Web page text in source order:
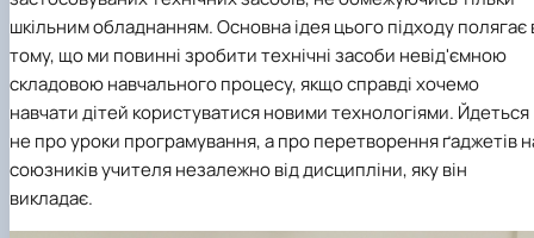
шкільним обладнанням. Основна ідея цього підходу полягає
тому, що ми повинні зробити технічні засоби невід'ємною
складовою навчального процесу, якщо справді хочемо
навчати дітей користуватися новими технологіями. Йдеться
не про уроки програмування, а про перетворення ґаджетів
союзників учителя незалежно від дисципліни, яку він
викладає.